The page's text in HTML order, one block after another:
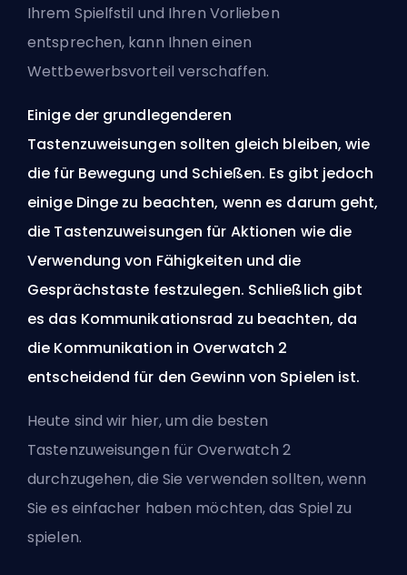
Ihrem Spielfstil und Ihren Vorlieben
entsprechen, kann Ihnen einen
Wettbewerbsvorteil verschaffen.
Einige der grundlegenderen
Tastenzuweisungen sollten gleich bleiben, wie
die für Bewegung und Schießen. Es gibt jedoch
einige Dinge zu beachten, wenn es darum geht,
die Tastenzuweisungen für Aktionen wie die
Verwendung von Fähigkeiten und die
Gesprächstaste festzulegen. Schließlich gibt
es das Kommunikationsrad zu beachten, da
die Kommunikation in Overwatch 2
entscheidend für den Gewinn von Spielen ist.
Heute sind wir hier, um die besten
Tastenzuweisungen für Overwatch 2
durchzugehen, die Sie verwenden sollten, wenn
Sie es einfacher haben möchten, das Spiel zu
spielen.